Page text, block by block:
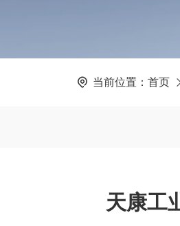
当前位置： 首页
天康工